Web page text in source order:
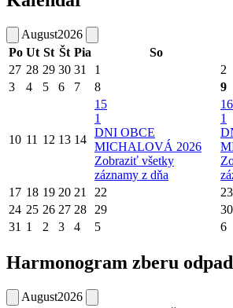
August2026
Po Ut St Št Pia So
27 28 29 30 31 1
2
3
4 5 6 7 8 9
10 11 12 13 14
15
1
DNI OBCE
MICHALOVÁ 2026
Zobraziť všetky
záznamy z dňa
16
1
17 18 19 20 21 22
23
24 25 26 27 28 29
30
31 1 2 3 4 5 6
Harmonogram zberu
August2026